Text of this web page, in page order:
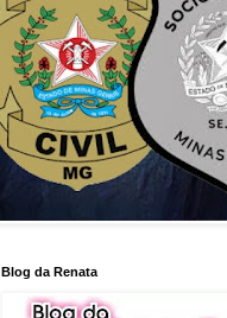
Blog da Renata